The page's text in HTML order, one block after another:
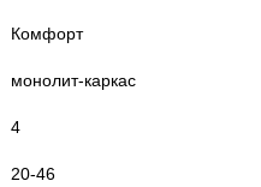
Комфорт
монолит-каркас
4
20-46